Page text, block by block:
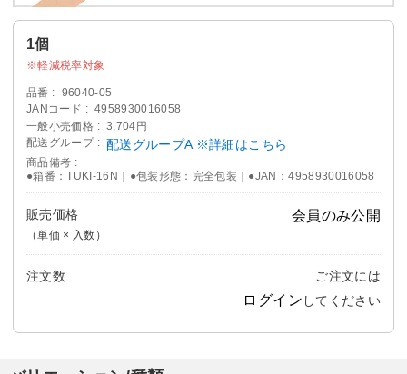
1個
軽減税率対象
品番
96040-05
JANコード
4958930016058
一般小売価格
3,704円
配送グループ
配送グループA ※詳細はこちら
商品備考
●箱番：TUKI-16N｜●包装形態：完全包装｜●JAN：4958930016058
販売価格
（単価 × 入数）
会員のみ公開
注文数 ご注文には
ログイン してください